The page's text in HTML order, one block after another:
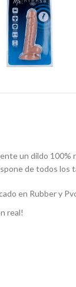
un dildo 100%
de todos los
en Rubber y
real!